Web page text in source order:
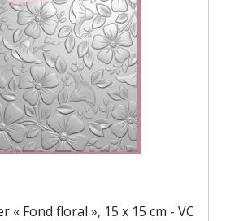
« Fond floral », 15 x 15 cm - VC